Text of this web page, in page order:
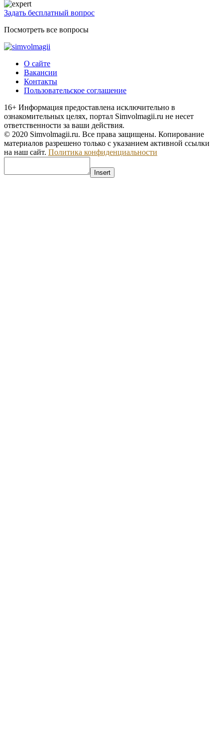
Задать бесплатный вопрос
Посмотреть все вопросы
О сайте
Вакансии
Контакты
Пользовательское соглашение
16+ Информация предоставлена исключительно в
ознакомительных целях, портал Simvolmagii.ru не несет
ответственности за ваши действия.
© 2020 Simvolmagii.ru. Все права защищены. Копирование
материалов разрешено только с указанием активной ссылки
на наш сайт. Политика конфиденциальности
Insert